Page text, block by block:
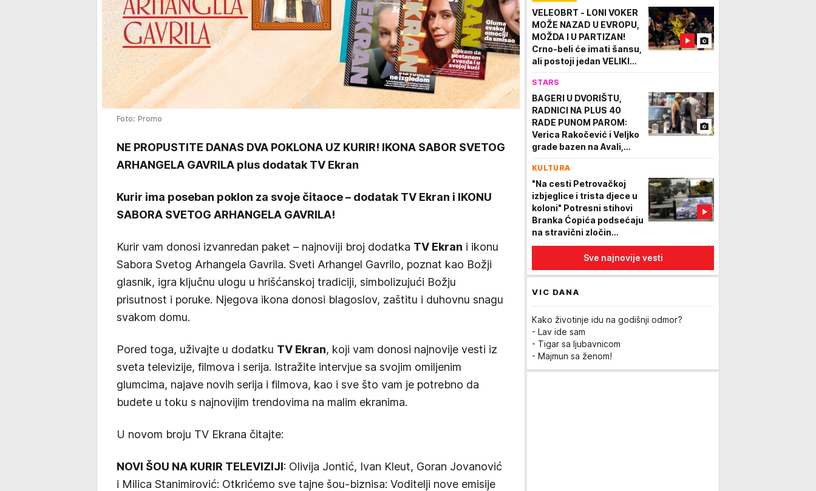
Foto: Promo
NE PROPUSTITE DANAS DVA POKLONA UZ KURIR! IKONA SABOR SVETOG
ARHANGELA GAVRILA plus dodatak TV Ekran
Kurir ima poseban poklon za svoje čitaoce – dodatak TV Ekran i IKONU
SABORA SVETOG ARHANGELA GAVRILA!
Kurir vam donosi izvanredan paket – najnoviji broj dodatka TV Ekran i ikonu
Sabora Svetog Arhangela Gavrila. Sveti Arhangel Gavrilo, poznat kao Božji
glasnik, igra ključnu ulogu u hrišćanskoj tradiciji, simbolizujući Božju
prisutnost i poruke. Njegova ikona donosi blagoslov, zaštitu i duhovnu snagu
svakom domu.
Pored toga, uživajte u dodatku TV Ekran, koji vam donosi najnovije vesti iz
sveta televizije, filmova i serija. Istražite intervjue sa svojim omiljenim
glumcima, najave novih serija i filmova, kao i sve što vam je potrebno da
budete u toku s najnovijim trendovima na malim ekranima.
U novom broju TV Ekrana čitajte:
NOVI ŠOU NA KURIR TELEVIZIJI: Olivija Jontić, Ivan Kleut, Goran Jovanović
i Milica Stanimirović: Otkrićemo sve tajne šou-biznisa: Voditelji nove emisije
istoriju!
VELEOBRT - LONI VOKER
MOŽE NAZAD U EVROPU,
MOŽDA I U PARTIZAN!
Crno-beli će imati šansu,
ali postoji jedan VELIKI
STARS
BAGERI U DVORIŠTU,
RADNICI NA PLUS 40
RADE PUNOM PAROM:
Verica Rakočević i Veljko
grade bazen na Avali,
KULTURA
"Na cesti Petrovačkoj
izbjeglice i trista djece u
koloni" Potresni stihovi
Branka Ćopića podsećaju
na stravični zločin
"Djetinjstvo su mi
Sve najnovije vesti
VIC DANA
Kako životinje idu na godišnji odmor?
- Lav ide sam
- Tigar sa ljubavnicom
- Majmun sa ženom!